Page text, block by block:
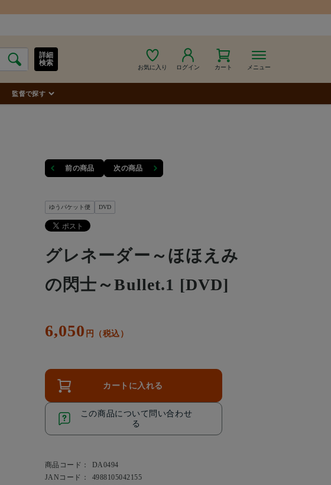
お気に入り ログイン カート メニュー
詳細
検索
監督で探す
前の商品 次の商品
ゆうパケット便 DVD
グレネーダー～ほほえみ
の閃士～Bullet.1 [DVD]
6,050 円（税込）
カートに入れる
この商品について問い合わせ
る
商品コード：
DA0494
JANコード：
4988105042155